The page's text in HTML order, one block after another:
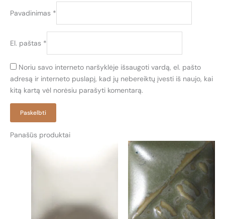
Pavadinimas *
El. paštas *
Noriu savo interneto naršyklėje išsaugoti vardą, el. pašto
adresą ir interneto puslapį, kad jų nebereiktų įvesti iš naujo, kai
kitą kartą vėl norėsiu parašyti komentarą.
Panašūs produktai